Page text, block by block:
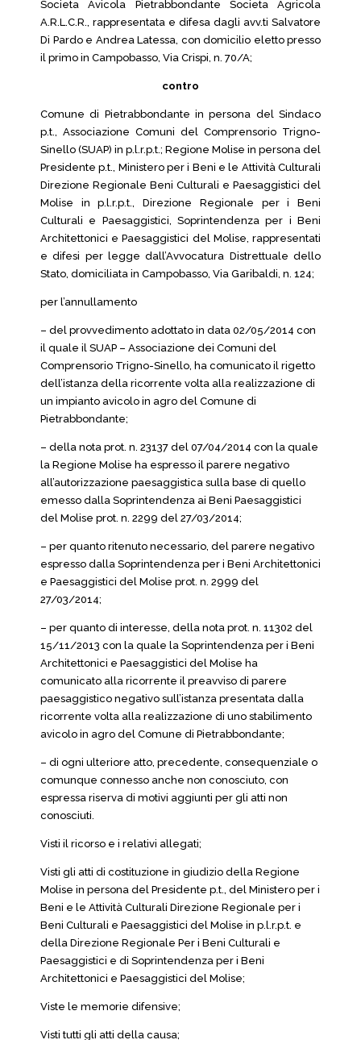
Societa Avicola Pietrabbondante Societa Agricola
A.R.L.C.R., rappresentata e difesa dagli avv.ti Salvatore
Di Pardo e Andrea Latessa, con domicilio eletto presso
il primo in Campobasso, Via Crispi, n. 70/A;
contro
Comune di Pietrabbondante in persona del Sindaco
p.t., Associazione Comuni del Comprensorio Trigno-
Sinello (SUAP) in p.l.r.p.t.; Regione Molise in persona del
Presidente p.t., Ministero per i Beni e le Attività Culturali
Direzione Regionale Beni Culturali e Paesaggistici del
Molise in p.l.r.p.t., Direzione Regionale per i Beni
Culturali e Paesaggistici, Soprintendenza per i Beni
Architettonici e Paesaggistici del Molise, rappresentati
e difesi per legge dall’Avvocatura Distrettuale dello
Stato, domiciliata in Campobasso, Via Garibaldi, n. 124;
per l’annullamento
– del provvedimento adottato in data 02/05/2014 con
il quale il SUAP – Associazione dei Comuni del
Comprensorio Trigno-Sinello, ha comunicato il rigetto
dell’istanza della ricorrente volta alla realizzazione di
un impianto avicolo in agro del Comune di
Pietrabbondante;
– della nota prot. n. 23137 del 07/04/2014 con la quale
la Regione Molise ha espresso il parere negativo
all’autorizzazione paesaggistica sulla base di quello
emesso dalla Soprintendenza ai Beni Paesaggistici
del Molise prot. n. 2299 del 27/03/2014;
– per quanto ritenuto necessario, del parere negativo
espresso dalla Soprintendenza per i Beni Architettonici
e Paesaggistici del Molise prot. n. 2999 del
27/03/2014;
– per quanto di interesse, della nota prot. n. 11302 del
15/11/2013 con la quale la Soprintendenza per i Beni
Architettonici e Paesaggistici del Molise ha
comunicato alla ricorrente il preavviso di parere
paesaggistico negativo sull’istanza presentata dalla
ricorrente volta alla realizzazione di uno stabilimento
avicolo in agro del Comune di Pietrabbondante;
– di ogni ulteriore atto, precedente, consequenziale o
comunque connesso anche non conosciuto, con
espressa riserva di motivi aggiunti per gli atti non
conosciuti.
Visti il ricorso e i relativi allegati;
Visti gli atti di costituzione in giudizio della Regione
Molise in persona del Presidente p.t., del Ministero per i
Beni e le Attività Culturali Direzione Regionale per i
Beni Culturali e Paesaggistici del Molise in p.l.r.p.t. e
della Direzione Regionale Per i Beni Culturali e
Paesaggistici e di Soprintendenza per i Beni
Architettonici e Paesaggistici del Molise;
Viste le memorie difensive;
Visti tutti gli atti della causa;